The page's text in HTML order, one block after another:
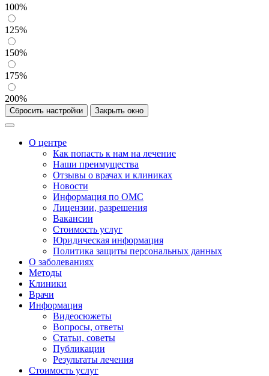
100%
125%
150%
175%
200%
Сбросить настройки Закрыть окно
О центре
Как попасть к нам на лечение
Наши преимущества
Отзывы о врачах и клиниках
Новости
Информация по ОМС
Лицензии, разрешения
Вакансии
Стоимость услуг
Юридическая информация
Политика защиты персональных данных
О заболеваниях
Методы
Клиники
Врачи
Информация
Видеосюжеты
Вопросы, ответы
Статьи, советы
Публикации
Результаты лечения
Стоимость услуг